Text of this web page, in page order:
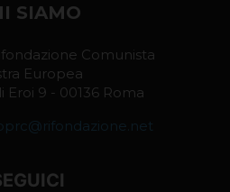
SIAMO
Comunista
Europea
Eroi 9 - 00136 Roma